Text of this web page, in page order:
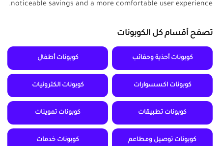
noticeable savings and a more comfortable user experience.
تصفح أقسام كل الكوبونات
كوبونات أحذية وحقائب كوبونات أطفال
كوبونات اكسسوارات كوبونات الكترونيات
كوبونات تطبيقات كوبونات تموينات
كوبونات توصيل ومطاعم كوبونات خدمات